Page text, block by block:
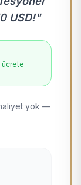
USD!"
ücrete
yok —